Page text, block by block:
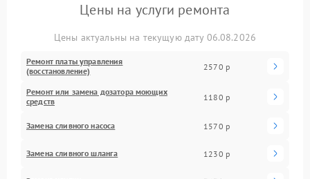
Цены на услуги ремонта
Цены актуальны на текущую дату 06.08.2026
Ремонт платы управления
(восстановление)
2570 р
Ремонт или замена дозатора моющих
средств
1180 р
Замена сливного насоса 1570 р
Замена сливного шланга 1230 р